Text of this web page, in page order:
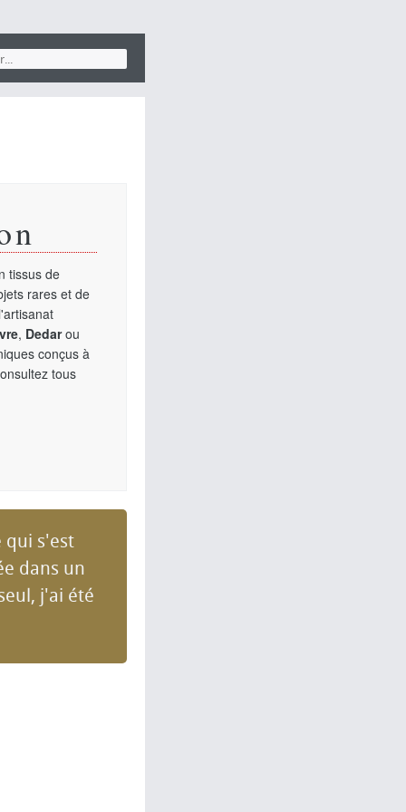
tissus de
rares et de
, Dedarou
conçus à
tous
qui s'est
dans un
j'ai été